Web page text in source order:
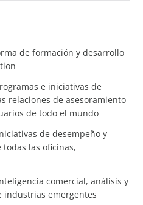
de formación y desarrollo
e iniciativas de
relaciones de asesoramiento
de todo el mundo
de desempeño y
las oficinas,
comercial, análisis y
industrias emergentes